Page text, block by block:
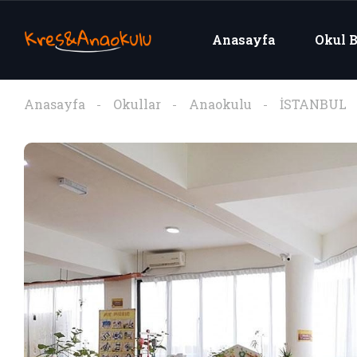
Anasayfa Okul
Anasayfa Okullar Anaokulu İSTANBUL